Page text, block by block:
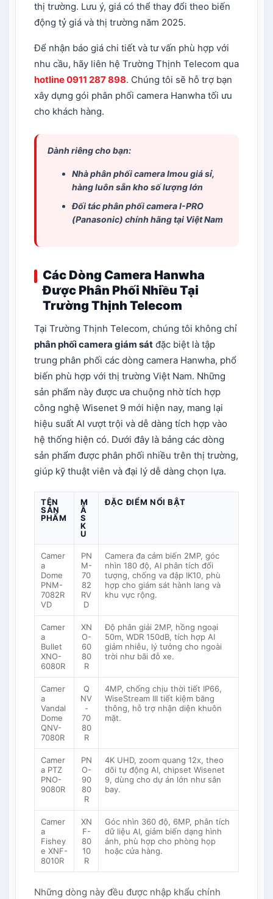
thị trường. Lưu ý, giá có thể thay đổi theo biến
động tỷ giá và thị trường năm 2025.
Để nhận báo giá chi tiết và tư vấn phù hợp với
nhu cầu, hãy liên hệ Trường Thịnh Telecom qua
hotline 0911 287 898. Chúng tôi sẽ hỗ trợ bạn
xây dựng gói phân phối camera Hanwha tối ưu
cho khách hàng.
Dành riêng cho bạn:
Nhà phân phối camera Imougiá sỉ,
hàng luôn sẵn kho số lượng lớn
Đối tácphân phối camera I-PRO
(Panasonic) chính hãng tại Việt Nam
Các Dòng Camera Hanwha
Được Phân Phối Nhiều Tại
Trường Thịnh Telecom
Tại Trường Thịnh Telecom, chúng tôi không chỉ
phân phối camera giám sát đặc biệt là tập
trung phân phối các dòng camera Hanwha, phổ
biến phù hợp với thị trường Việt Nam. Những
sản phẩm này được ưa chuộng nhờ tích hợp
công nghệ Wisenet 9 mới hiện nay, mang lại
hiệu suất AI vượt trội và dễ dàng tích hợp vào
hệ thống hiện có. Dưới đây là bảng các dòng
sản phẩm được phân phối nhiều trên thị trường,
giúp kỹ thuật viên và đại lý dễ dàng chọn lựa.
TÊN
SẢN
PHẨM
M
Ã
S
K
U
ĐẶC ĐIỂM NỔI BẬT
Camer
a
Dome
PNM-
7082R
VD
PN
M-
70
82
RV
D
Camera đa cảm biến 2MP, góc
nhìn 180 độ, AI phân tích đối
tượng, chống va đập IK10, phù
hợp cho giám sát hành lang và
khu vực rộng.
Camer
a
Bullet
XNO-
6080R
XN
O-
60
80
R
Độ phân giải 2MP, hồng ngoại
50m, WDR 150dB, tích hợp AI
giảm nhiễu, lý tưởng cho ngoài
trời như bãi đỗ xe.
Camer
a
Vandal
Dome
QNV-
7080R
Q
NV
-
70
80
R
4MP, chống chịu thời tiết IP66,
WiseStream III tiết kiệm băng
thông, hỗ trợ nhận diện khuôn
mặt.
Camer
a PTZ
PNO-
9080R
PN
O-
90
80
R
4K UHD, zoom quang 12x, theo
dõi tự động AI, chipset Wisenet
9, dùng cho dự án lớn như sân
bay.
Camer
a
Fishey
e XNF-
8010R
XN
F-
80
10
R
Góc nhìn 360 độ, 6MP, phân tích
dữ liệu AI, giảm biến dạng hình
ảnh, phù hợp cho phòng họp
hoặc cửa hàng.
Những dòng này đều được nhập khẩu chính